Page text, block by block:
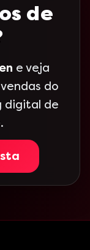
de
e veja
do
digital de